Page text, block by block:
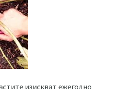
изискват ежегодно